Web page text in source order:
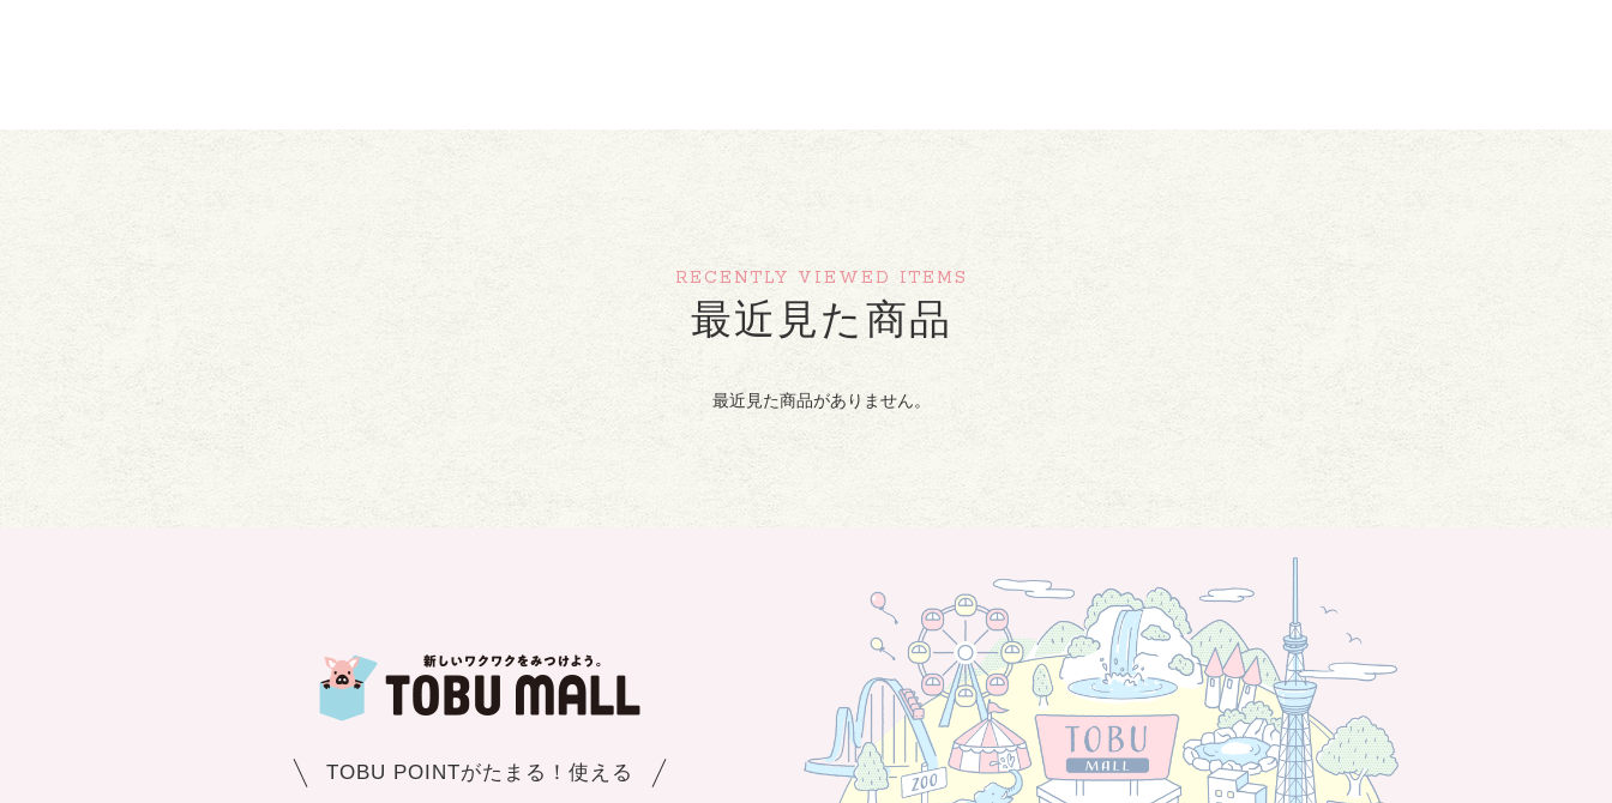
RECENTLY VIEWED ITEMS
最近見た商品
最近見た商品がありません。
TOBU POINTがたまる！使える